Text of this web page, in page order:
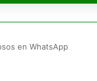
en WhatsApp